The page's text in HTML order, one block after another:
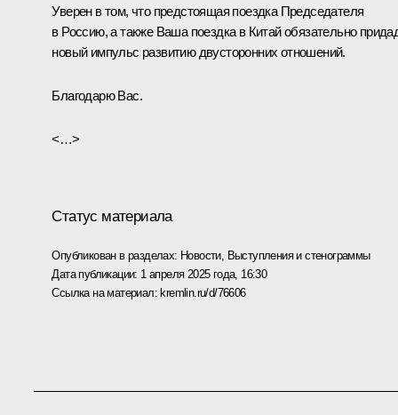
Уверен в том, что предстоящая поездка Председателя
в Россию, а также Ваша поездка в Китай обязательно
новый импульс развитию двусторонних отношений.
Благодарю Вас.
<…>
Статус материала
Опубликован в разделах: Новости, Выступления и стенограммы
Дата публикации: 1 апреля 2025 года, 16:30
Ссылка на материал: kremlin.ru/d/76606